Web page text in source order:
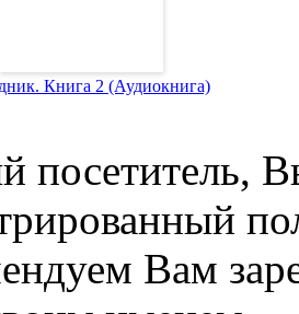
Книга 2 (Аудиокнига)
посетитель,
Вам